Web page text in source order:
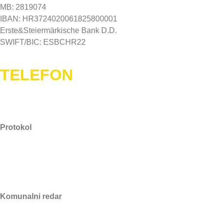
MB: 2819074
IBAN: HR3724020061825800001
Erste&Steiermärkische Bank D.D.
SWIFT/BIC: ESBCHR22
TELEFON
Protokol
Komunalni redar